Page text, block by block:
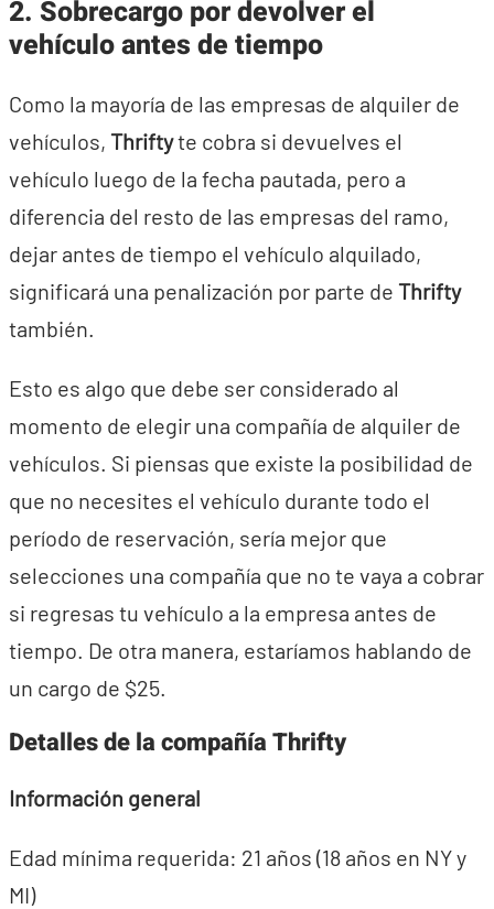
2. Sobrecargo por devolver el
vehículo antes de tiempo
Como la mayoría de las empresas de alquiler de
vehículos, Thriftyte cobra si devuelves el
vehículo luego de la fecha pautada, pero a
diferencia del resto de las empresas del ramo,
dejar antes de tiempo el vehículo alquilado,
significará una penalización por parte de Thrifty
también.
Esto es algo que debe ser considerado al
momento de elegir una compañía de alquiler de
vehículos. Si piensas que existe la posibilidad de
que no necesites el vehículo durante todo el
período de reservación, sería mejor que
selecciones una compañía que no te vaya a cobrar
si regresas tu vehículo a la empresa antes de
tiempo. De otra manera, estaríamos hablando de
un cargo de $25.
Detalles de la compañía Thrifty
Información general
Edad mínima requerida: 21 años (18 años en NY y
MI)